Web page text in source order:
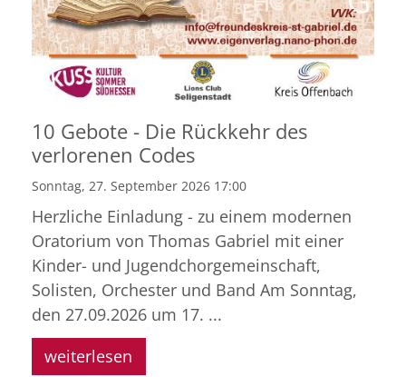
10 Gebote - Die Rückkehr des
verlorenen Codes
Sonntag, 27. September 2026 17:00
Herzliche Einladung - zu einem modernen
Oratorium von Thomas Gabriel mit einer
Kinder- und Jugendchorgemeinschaft,
Solisten, Orchester und Band Am Sonntag,
den 27.09.2026 um 17. ...
weiterlesen